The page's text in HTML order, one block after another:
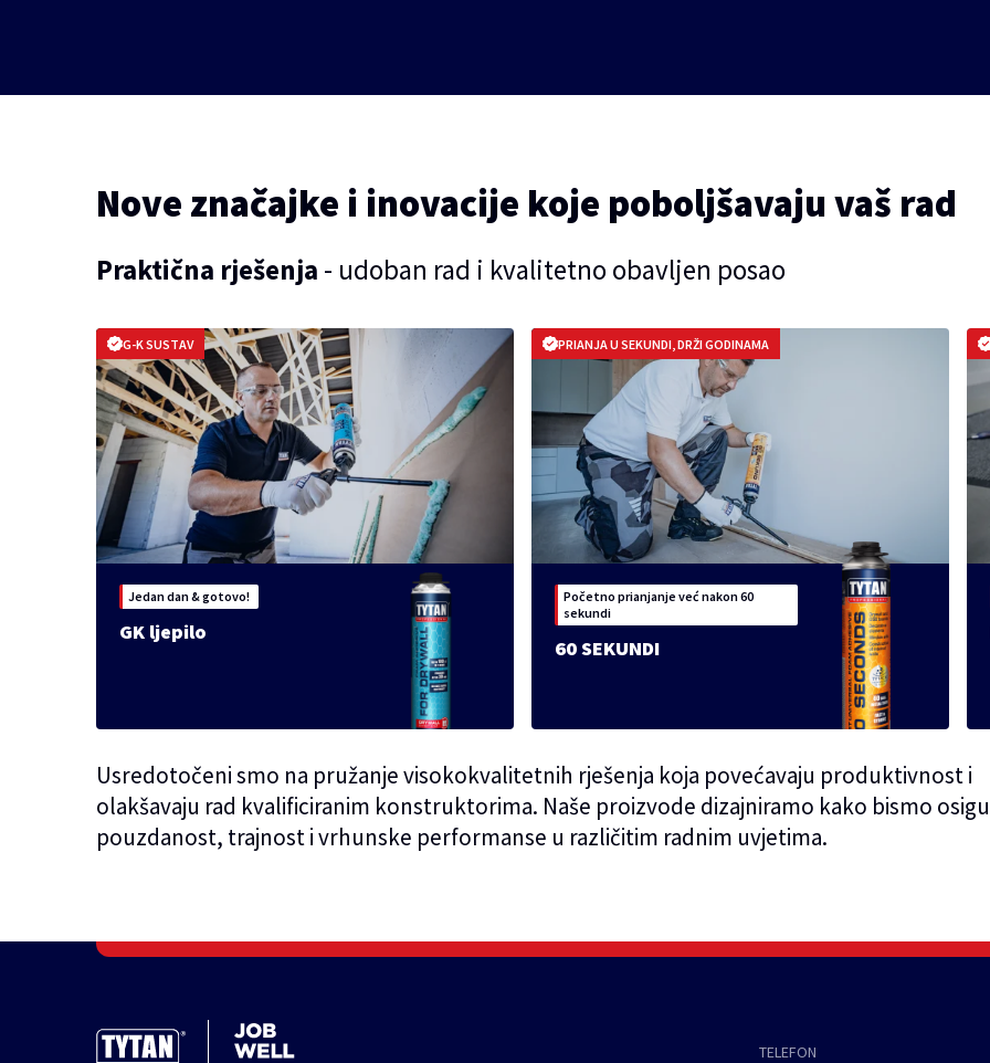
Nove značajke i inovacije koje poboljšavaju vaš rad
Praktična rješenja - udoban rad i kvalitetno obavljen posao
G-K SUSTAV
Jedan dan & gotovo!
GK ljepilo
PRIANJA U SEKUNDI, DRŽI GODINAMA
Početno prianjanje već nakon 60
sekundi
60 SEKUNDI
Usredotočeni smo na pružanje visokokvalitetnih rješenja koja povećavaju produktivnost i
olakšavaju rad kvalificiranim konstruktorima. Naše proizvode dizajniramo kako bismo
pouzdanost, trajnost i vrhunske performanse u različitim radnim uvjetima.
TELEFON